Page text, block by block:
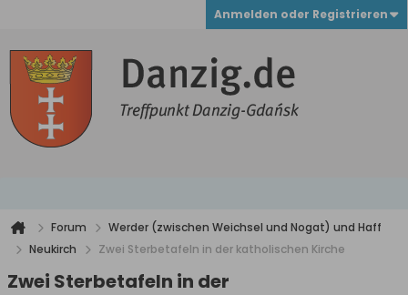
Anmelden oder Registrieren
Forum
Werder (zwischen Weichsel und Nogat) und Haff
Neukirch
Zwei Sterbetafeln in der katholischen Kirche
Zwei Sterbetafeln in der